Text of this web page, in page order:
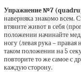
Упражнение №7
наверняка знакомо всем.
втяните живот в себя
положении начинайте
ногу (левая рука – правая
таком положении на 5
повторите то же самое с
каждую сторону.